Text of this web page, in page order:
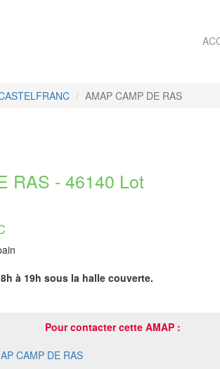
AMAP CAMP DE RAS
RAS - 46140 Lot
à 19h sous la halle couverte.
Pour contacter cette AMAP :
CAMP DE RAS